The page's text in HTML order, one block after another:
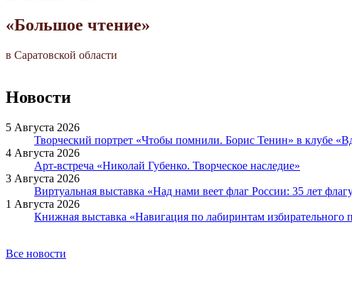
«Большое чтение»
в Саратовской области
Новости
5 Августа 2026
Творческий портрет «Чтобы помнили. Борис Тенин» в клубе
4 Августа 2026
Арт-встреча «Николай Губенко. Творческое наследие»
3 Августа 2026
Виртуальная выставка «Над нами веет флаг России: 35 лет
1 Августа 2026
Книжная выставка «Навигация по лабиринтам избирательного
Все новости